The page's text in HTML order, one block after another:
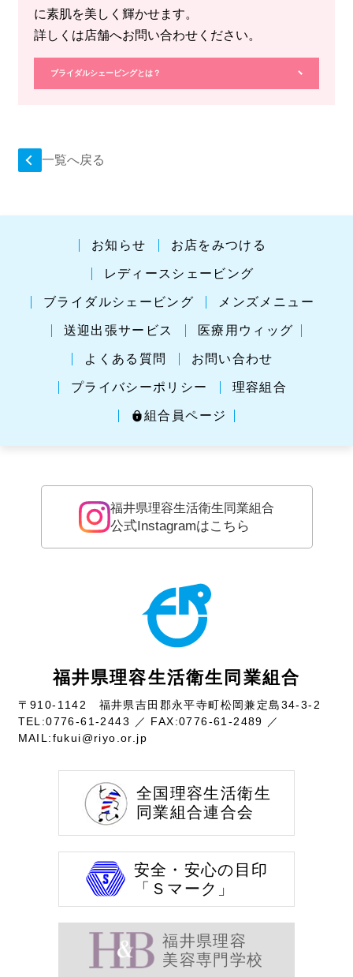
に素肌を美しく輝かせます。
詳しくは店舗へお問い合わせください。
ブライダルシェービングとは？
一覧へ戻る
お知らせ お店をみつける
レディースシェービング
ブライダルシェービング メンズメニュー
送迎出張サービス 医療用ウィッグ
よくある質問 お問い合わせ
プライバシーポリシー 理容組合
組合員ページ
福井県理容生活衛生同業組合
〒910-1142 福井県吉田郡永平寺町松岡兼定島34-3-2
TEL:0776-61-2443
／ FAX:0776-61-2489 ／
MAIL:fukui@riyo.or.jp
福井県理容生活衛生同業組合
公式Instagramはこちら
全国理容生活衛生
同業組合連合会
安全・安心の目印
「Ｓマーク」
福井県理容
美容専門学校